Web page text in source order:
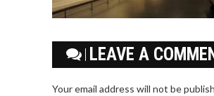
LEAVE A
Your email address will not be